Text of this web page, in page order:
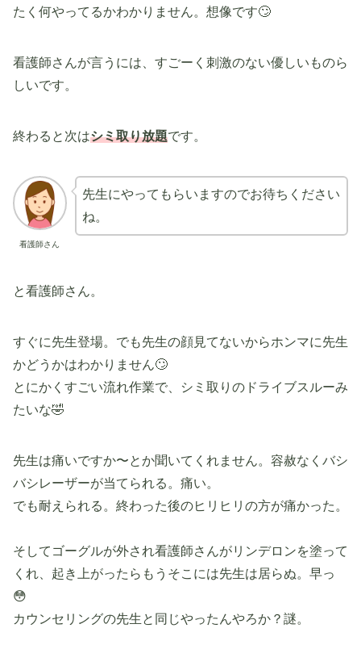
たく何やってるかわかりません。想像です🙄
看護師さんが言うには、すごーく刺激のない優しいものら
しいです。
終わると次はシミ取り放題です。
看護師さん
先生にやってもらいますのでお待ちください
ね。
と看護師さん。
すぐに先生登場。でも先生の顔見てないからホンマに先生
かどうかはわかりません🙄
とにかくすごい流れ作業で、シミ取りのドライブスルーみ
たいな🤣
先生は痛いですか〜とか聞いてくれません。容赦なくバシ
バシレーザーが当てられる。痛い。
でも耐えられる。終わった後のヒリヒリの方が痛かった。
そしてゴーグルが外され看護師さんがリンデロンを塗って
くれ、起き上がったらもうそこには先生は居らぬ。早っ
😳
カウンセリングの先生と同じやったんやろか？謎。